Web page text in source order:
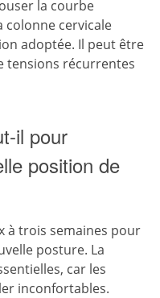
la courbe
cervicale
adoptée. Il peut être
tensions récurrentes
il pour
position de
à trois semaines pour
posture. La
car les
inconfortables.